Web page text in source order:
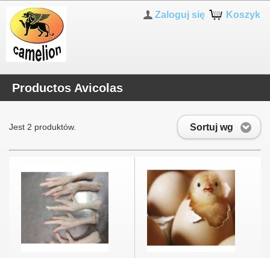
Koszyk
Zaloguj się
Productos Avicolas
Sortuj wg
Jest 2 produktów.